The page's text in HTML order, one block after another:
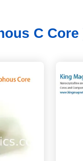
C Core